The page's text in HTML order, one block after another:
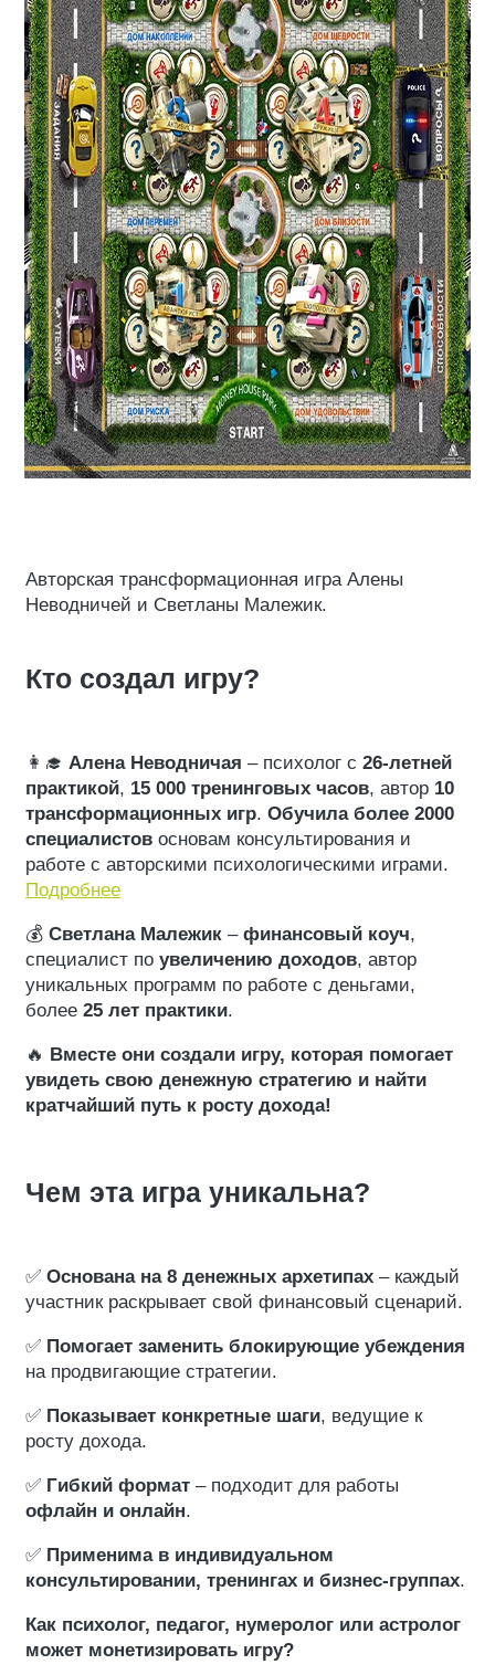
Авторская трансформационная игра Алены
Неводничей и Светланы Малежик.
Кто создал игру?
👩‍🎓 Алена Неводничая – психолог с 26-летней
практикой, 15 000 тренинговых часов, автор 10
трансформационных игр. Обучила более 2000
специалистов основам консультирования и
работе с авторскими психологическими играми.
Подробнее
💰 Светлана Малежик – финансовый коуч,
специалист по увеличению доходов, автор
уникальных программ по работе с деньгами,
более 25 лет практики.
🔥 Вместе они создали игру, которая помогает
увидеть свою денежную стратегию и найти
кратчайший путь к росту дохода!
Чем эта игра уникальна?
✅ Основана на 8 денежных архетипах – каждый
участник раскрывает свой финансовый сценарий.
✅ Помогает заменить блокирующие убеждения
на продвигающие стратегии.
✅ Показывает конкретные шаги, ведущие к
росту дохода.
✅ Гибкий формат – подходит для работы
офлайн и онлайн.
✅ Применима в индивидуальном
консультировании, тренингах и бизнес-группах.
Как психолог, педагог, нумеролог или астролог
может монетизировать игру?